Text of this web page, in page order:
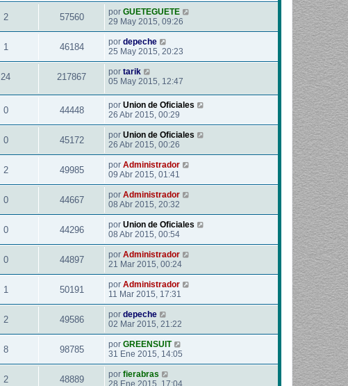
2 57560 por GUETEGUETE
29 May 2015, 09:26
1 46184 por depeche
25 May 2015, 20:23
24 217867 por tarik
05 May 2015, 12:47
0 44448 por Union de Oficiales
26 Abr 2015, 00:29
0 45172 por Union de Oficiales
26 Abr 2015, 00:26
2 49985 por Administrador
09 Abr 2015, 01:41
0 44667 por Administrador
08 Abr 2015, 20:32
0 44296 por Union de Oficiales
08 Abr 2015, 00:54
0 44897 por Administrador
21 Mar 2015, 00:24
1 50191 por Administrador
11 Mar 2015, 17:31
2 49586 por depeche
02 Mar 2015, 21:22
8 98785 por GREENSUIT
31 Ene 2015, 14:05
2 48889 por fierabras
28 Ene 2015, 17:04